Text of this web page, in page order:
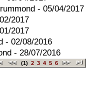
- 05/04/2017
2017
2017
- 02/08/2016
- 28/07/2016
(1) 2 3 4 5 6